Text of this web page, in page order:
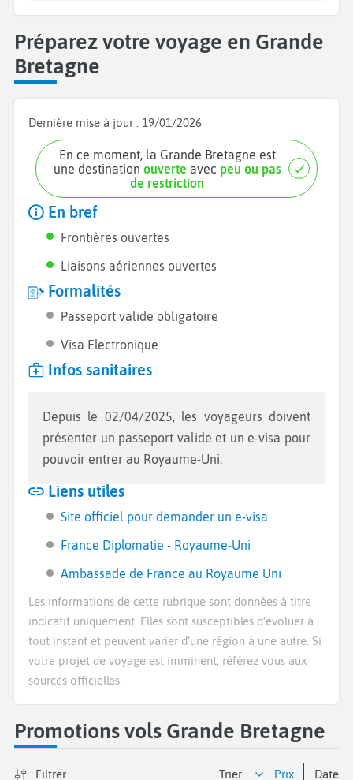
Préparez votre voyage en Grande
Bretagne
Dernière mise à jour : 19/01/2026
En ce moment, la Grande Bretagne est
une destination ouverte avec peu ou pas
de restriction
En bref
Frontières ouvertes
Liaisons aériennes ouvertes
Formalités
Passeport valide obligatoire
Visa Electronique
Infos sanitaires
Depuis le 02/04/2025, les voyageurs doivent
présenter un passeport valide et un e-visa pour
pouvoir entrer au Royaume-Uni.
Liens utiles
Site officiel pour demander un e-visa
France Diplomatie - Royaume-Uni
Ambassade de France au Royaume Uni
Les informations de cette rubrique sont données à titre
indicatif uniquement. Elles sont susceptibles d’évoluer à
tout instant et peuvent varier d’une région à une autre. Si
votre projet de voyage est imminent, référez vous aux
sources officielles.
Promotions vols Grande Bretagne
Filtrer Trier prix date